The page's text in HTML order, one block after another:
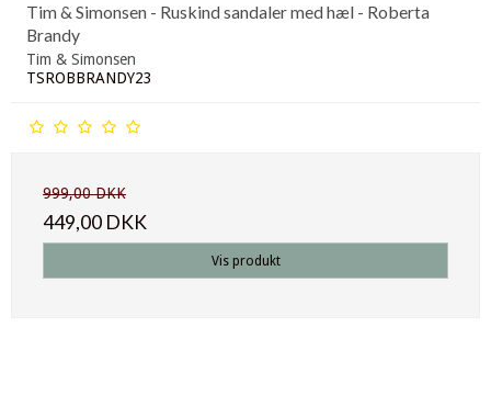
Tim & Simonsen - Ruskind sandaler med hæl - Roberta
Brandy
Tim & Simonsen
TSROBBRANDY23
999,00 DKK
449,00 DKK
Vis produkt